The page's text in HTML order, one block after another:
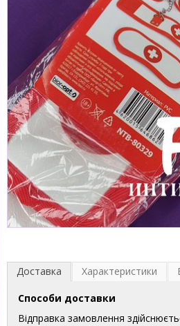
Доставка Характеристики
Способи доставки
Відправка замовлення